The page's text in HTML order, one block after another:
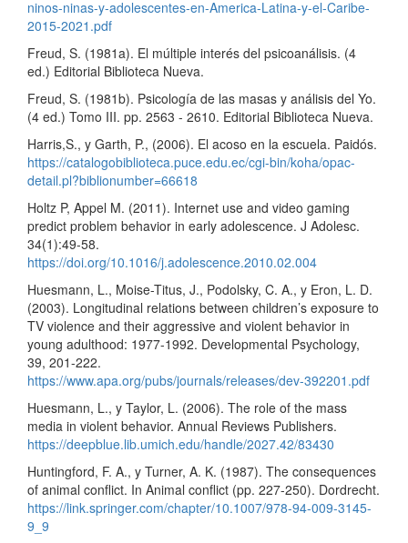
ninos-ninas-y-adolescentes-en-America-Latina-y-el-Caribe-
2015-2021.pdf
Freud, S. (1981a). El múltiple interés del psicoanálisis. (4
ed.) Editorial Biblioteca Nueva.
Freud, S. (1981b). Psicología de las masas y análisis del Yo.
(4 ed.) Tomo III. pp. 2563 - 2610. Editorial Biblioteca Nueva.
Harris,S., y Garth, P., (2006). El acoso en la escuela. Paidós.
https://catalogobiblioteca.puce.edu.ec/cgi-bin/koha/opac-
detail.pl?biblionumber=66618
Holtz P, Appel M. (2011). Internet use and video gaming
predict problem behavior in early adolescence. J Adolesc.
34(1):49-58.
https://doi.org/10.1016/j.adolescence.2010.02.004
Huesmann, L., Moise-Titus, J., Podolsky, C. A., y Eron, L. D.
(2003). Longitudinal relations between children’s exposure to
TV violence and their aggressive and violent behavior in
young adulthood: 1977-1992. Developmental Psychology,
39, 201-222.
https://www.apa.org/pubs/journals/releases/dev-392201.pdf
Huesmann, L., y Taylor, L. (2006). The role of the mass
media in violent behavior. Annual Reviews Publishers.
https://deepblue.lib.umich.edu/handle/2027.42/83430
Huntingford, F. A., y Turner, A. K. (1987). The consequences
of animal conflict. In Animal conflict (pp. 227-250). Dordrecht.
https://link.springer.com/chapter/10.1007/978-94-009-3145-
9_9